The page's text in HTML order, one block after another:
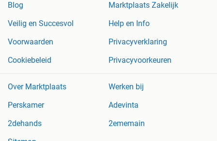
Blog
Marktplaats Zakelijk
Veilig en Succesvol
Help en Info
Voorwaarden
Privacyverklaring
Cookiebeleid
Privacyvoorkeuren
Over Marktplaats
Werken bij
Perskamer
Adevinta
2dehands
2ememain